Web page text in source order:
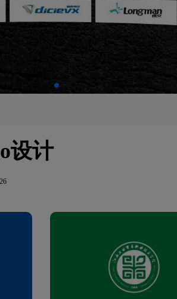
设计